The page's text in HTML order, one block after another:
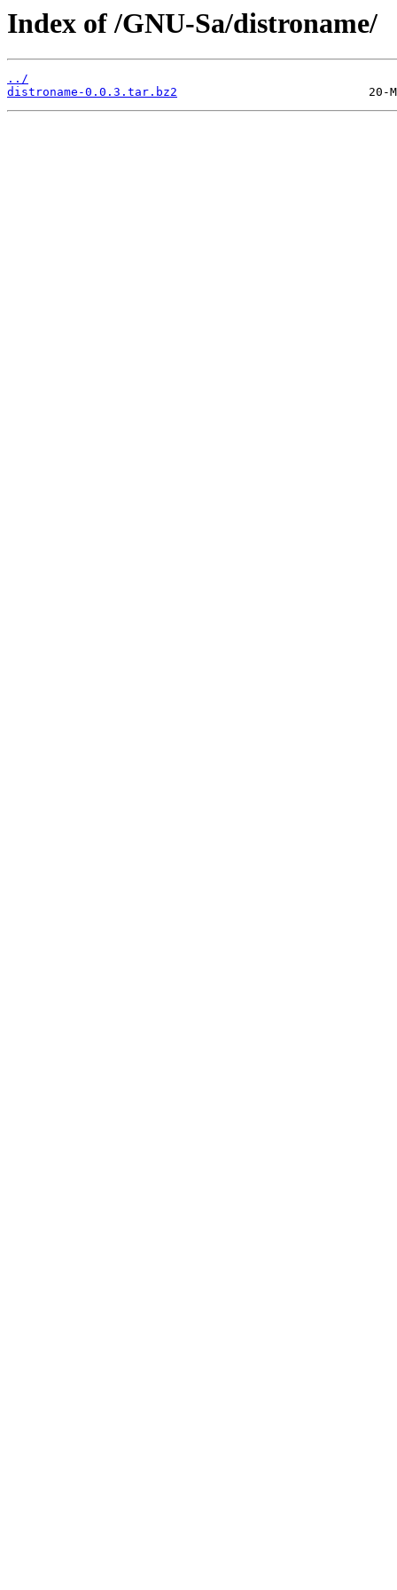
Index of /GNU-Sa/distroname/
../
distroname-0.0.3.tar.bz2